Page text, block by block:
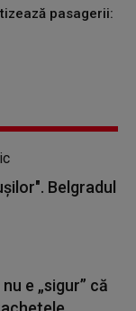
pasagerii:
Belgradul
e „sigur” că